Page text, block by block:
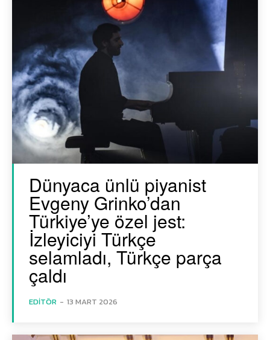
Dünyaca ünlü piyanist
Evgeny Grinko’dan
Türkiye’ye özel jest:
İzleyiciyi Türkçe
selamladı, Türkçe parça
çaldı
EDITÖR - 13 MART 2026